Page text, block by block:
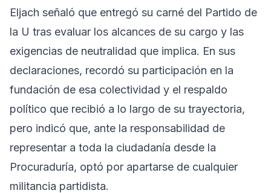
Eljach señaló que entregó su carné del Partido de
la U tras evaluar los alcances de su cargo y las
exigencias de neutralidad que implica. En sus
declaraciones, recordó su participación en la
fundación de esa colectividad y el respaldo
político que recibió a lo largo de su trayectoria,
pero indicó que, ante la responsabilidad de
representar a toda la ciudadanía desde la
Procuraduría, optó por apartarse de cualquier
militancia partidista.